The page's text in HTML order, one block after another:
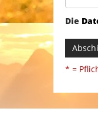
Die
* =